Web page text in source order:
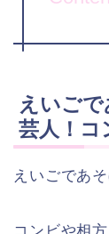
えいご
芸人！コ
えいごであ